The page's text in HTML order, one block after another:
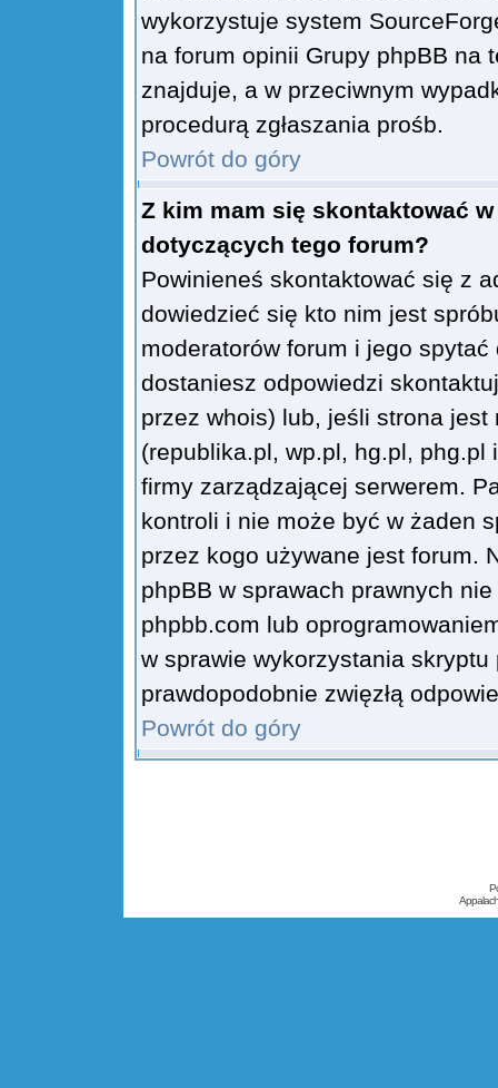
wykorzystuje system
na forum opinii Grupy phpBB na
znajduje, a w przeciwnym
procedurą zgłaszania prośb.
Powrót do góry
Z kim mam się skontaktować
dotyczących tego forum?
Powinieneś skontaktować się z
dowiedzieć się kto nim jest
moderatorów forum i jego
dostaniesz odpowiedzi
przez whois) lub, jeśli strona
(republika.pl, wp.pl, hg.pl, phg.pl
firmy zarządzającej serwerem.
kontroli i nie może być w żaden
przez kogo używane jest forum.
phpBB w sprawach prawnych
phpbb.com lub
w sprawie wykorzystania
prawdopodobnie zwięzłą
Powrót do góry